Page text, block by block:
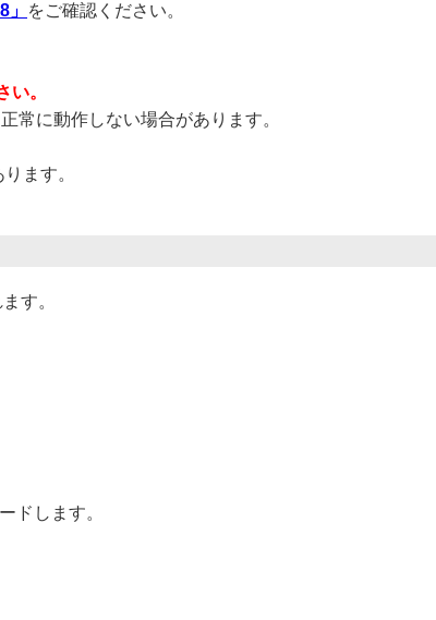
をご確認ください。
い。
常に動作しない場合があります。
ます。
す。
ドします。